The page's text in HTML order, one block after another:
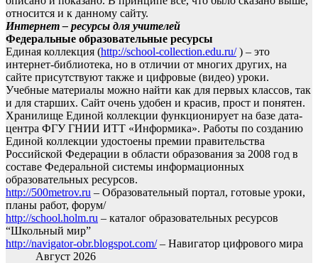
относится и к данному сайту.
Интернет – ресурсы для учителей
Федеральные образовательные ресурсы
Единая коллекция (http://school-collection.edu.ru/) – это
интернет-библиотека, но в отличии от многих других, на
сайте присутствуют также и цифровые (видео) уроки.
Учебные материалы можно найти как для первых классов, так
и для старших. Сайт очень удобен и красив, прост и понятен.
Хранилище Единой коллекции функционирует на базе дата-
центра ФГУ ГНИИ ИТТ «Информика». Работы по созданию
Единой коллекции удостоены премии правительства
Российской Федерации в области образования за 2008 год в
составе Федеральной системы информационных
образовательных ресурсов.
http://500metrov.ru – Образовательный портал, готовые уроки,
планы работ, форум/
http://school.holm.ru – каталог образовательных ресурсов
“Школьный мир”
http://navigator-obr.blogspot.com/– Навигатор цифрового мира
Август 2026